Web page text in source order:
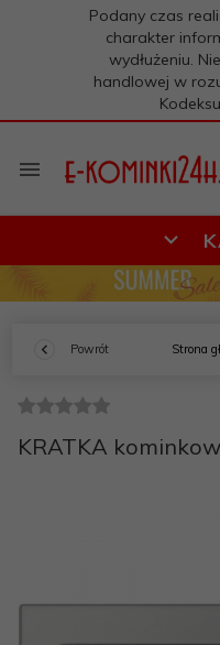
Podany czas
charakter
wydłużeniu.
handlowej w
Powrót Strona
KRATKA